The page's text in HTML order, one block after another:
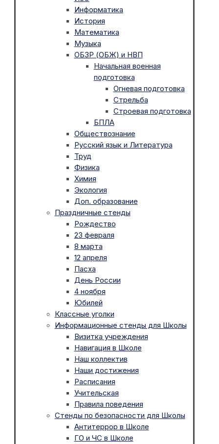
Информатика
История
Математика
Музыка
ОБЗР (ОБЖ) и НВП
Начальная военная
подготовка
Огневая подготовка
Стрельба
Строевая подготовка
БПЛА
Обществознание
Русский язык и Литература
Труд
Физика
Химия
Экология
Доп. образование
Праздничные стенды
Рождество
23 февраля
8 марта
12 апреля
Пасха
День России
4 ноября
Юбилей
Классные уголки
Информационные стенды для Школы
Визитка учреждения
Навигация в Школе
Наш коллектив
Наши достижения
Расписания
Учительская
Правила поведения
Стенды по безопасности для Школы
Антитеррор в Школе
ГО и ЧС в Школе